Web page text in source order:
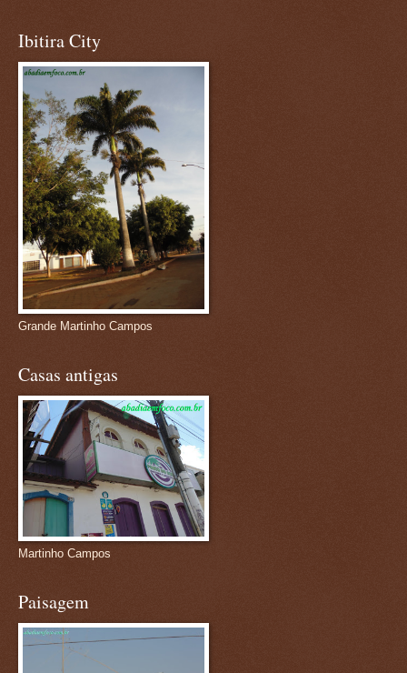
Ibitira City
Grande Martinho Campos
Casas antigas
Martinho Campos
Paisagem